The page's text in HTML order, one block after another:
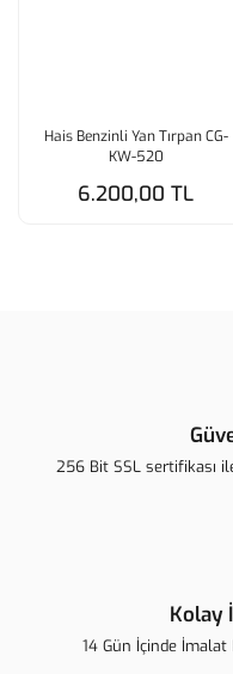
Hais Benzinli Yan Tırpan CG-
KW-520
6.200,00 TL
256 Bit SSL sertifikası
Kolay
14 Gün İçinde